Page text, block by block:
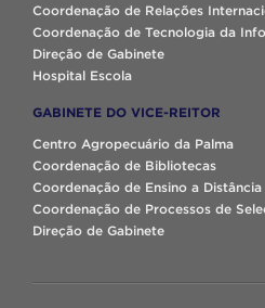
Coordenação de Relações
Coordenação de Tecnologia da
Direção de Gabinete
Hospital Escola
GABINETE DO VICE-REITOR
Centro Agropecuário da Palma
Coordenação de Bibliotecas
Coordenação de Ensino a Distância
Coordenação de Processos de
Direção de Gabinete